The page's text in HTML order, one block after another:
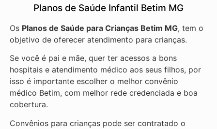
Planos de Saúde Infantil Betim MG
Os Planos de Saúde para Crianças Betim MG, tem o
objetivo de oferecer atendimento para crianças.
Se você é pai e mãe, quer ter acessos a bons
hospitais e atendimento médico aos seus filhos, por
isso é importante escolher o melhor convênio
médico Betim, com melhor rede credenciada e boa
cobertura.
Convênios para crianças pode ser contratado o